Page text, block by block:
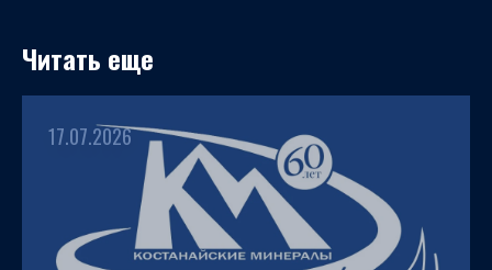
Читать еще
17.07.2026